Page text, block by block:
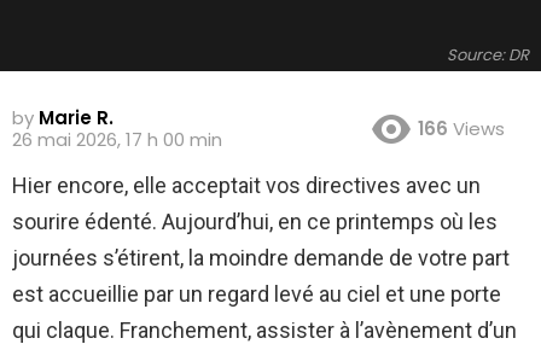
Source: DR
by Marie R.
26 mai 2026, 17 h 00 min
166 Views
Hier encore, elle acceptait vos directives avec un
sourire édenté. Aujourd’hui, en ce printemps où les
journées s’étirent, la moindre demande de votre part
est accueillie par un regard levé au ciel et une porte
qui claque. Franchement, assister à l’avènement d’un